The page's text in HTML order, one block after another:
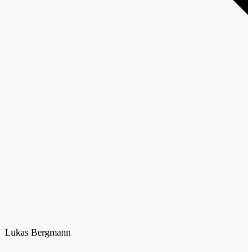
Lukas Bergmann